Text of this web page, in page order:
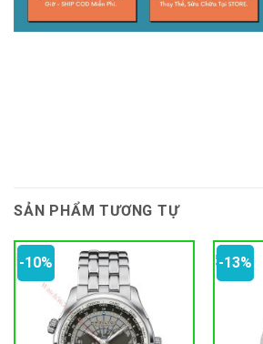
SẢN PHẨM TƯƠNG TỰ
-10% -13%